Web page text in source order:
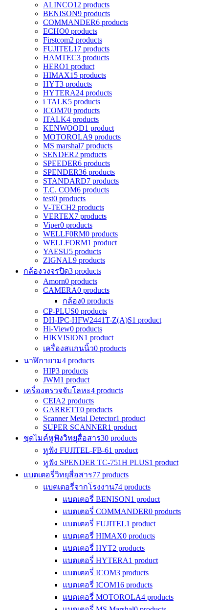
ALINCO12 products
BENISON9 products
COMMANDER6 products
ECHO0 products
Firstcom2 products
FUJITEL17 products
HAMTEC3 products
HERO1 product
HIMAX15 products
HYT3 products
HYTERA24 products
i TALK5 products
ICOM70 products
ITALK4 products
KENWOOD1 product
MOTOROLA9 products
MS marshal7 products
SENDER2 products
SPEEDER6 products
SPENDER36 products
STANDARD7 products
T.C. COM6 products
test0 products
V-TECH2 products
VERTEX7 products
Viper0 products
WELLF0RM0 products
WELLFORM1 product
YAESU5 products
ZIGNAL9 products
กล้องวงจรปิด3 products
Amorn0 products
CAMERA0 products
กล้อง0 products
CP-PLUS0 products
DH-IPC-HFW2441T-Z(A)S1 product
Hi-View0 products
HIKVISION1 product
เครื่องสแกนนิ้ว0 products
นาฬิกายาม4 products
HIP3 products
JWM1 product
เครื่องตรวจจับโลหะ4 products
CEIA2 products
GARRETT0 products
Scanner Metal Detector1 product
SUPER SCANNER1 product
ชุดไมค์หูฟังวิทยุสื่อสาร30 products
หูฟัง FUJITEL-FB-61 product
หูฟัง SPENDER TC-751H PLUS1 product
แบตเตอรี่วิทยุสื่อสาร77 products
แบตเตอรี่จากโรงงาน74 products
แบตเตอรี่ BENISON1 product
แบตเตอรี่ COMMANDER0 products
แบตเตอรี่ FUJITEL1 product
แบตเตอรี่ HIMAX0 products
แบตเตอรี่ HYT2 products
แบตเตอรี่ HYTERA1 product
แบตเตอรี่ ICOM3 products
แบตเตอรี่ ICOM16 products
แบตเตอรี่ MOTOROLA4 products